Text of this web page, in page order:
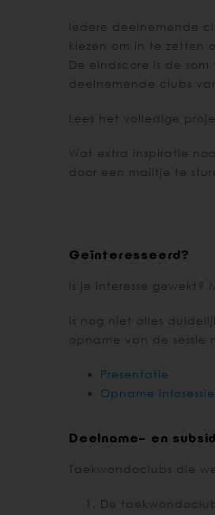
Iedere deelnemende
kiezen om in te zetten
De eindscore is de
deelnemende clubs
Lees het volledige
Wat extra inspiratie
door een mailtje te
Geïnteresseerd?
Is je interesse gewekt?
Is nog niet alles
opname van de
Presentatie
Opname infosessie
Deelname- en
Taekwondoclubs die
De